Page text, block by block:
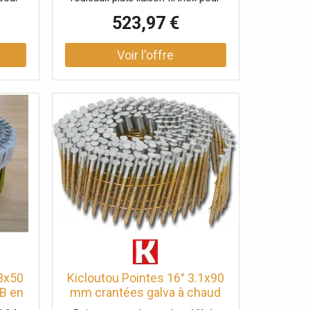
523,97 €
en
Kicloutou Pointes 16° 3.1x90
mm crantées galva à chaud
50µ en rouleaux plats fil